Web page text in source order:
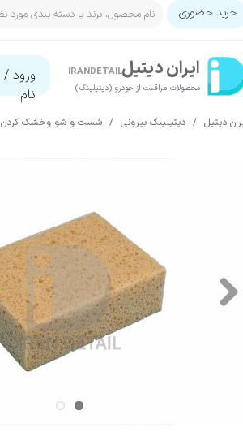
ایران‌ دیتیل
محصولات مراقبت از خودرو (دیتیلینگ)​​​​​​​
IRANDETAIL ورود /
نام
حساب کاربری من
تغییر گذر واژه
خرید حضوری
دیتیل دیتیلینگ بیرونی شست و شو وخشک کردن